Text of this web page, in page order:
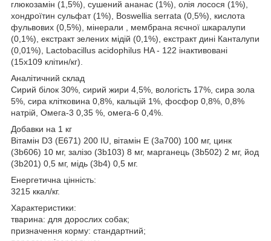
глюкозамін (1,5%), сушений ананас (1%), олія лосося (1%),
хондроїтин сульфат (1%), Boswellia serrata (0,5%), кислота
фульвових (0,5%), мінерали , мембрана яєчної шкаралупи
(0,1%), екстракт зелених мідій (0,1%), екстракт дині Канталупи
(0,01%), Lactobacillus acidophilus HA - 122 інактивовані
(15x109 клітин/кг).
Аналітичний склад
Сирий білок 30%, сирий жири 4,5%, вологість 17%, сира зола
5%, сира клітковина 0,8%, кальцій 1%, фосфор 0,8%, 0,8%
натрій, Омега-3 0,35 %, омега-6 0,4%.
Добавки на 1 кг
Вітамін D3 (E671) 200 IU, вітамін E (3a700) 100 мг, цинк
(3b606) 10 мг, залізо (3b103) 8 мг, марганець (3b502) 2 мг, йод
(3b201) 0,5 мг, мідь (3b4) 0,5 мг.
Енергетична цінність:
3215 ккал/кг.
Характеристики:
тварина: для дорослих собак;
призначення корму: стандартний;